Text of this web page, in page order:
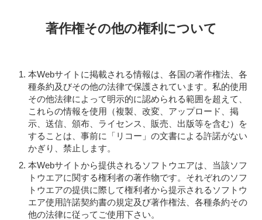
著作権その他の権利について
本Webサイトに掲載される情報は、各国の著作権法、各
種条約及びその他の法律で保護されています。私的使用
その他法律によって明示的に認められる範囲を超えて、
これらの情報を使用（複製、改変、アップロード、掲
示、送信、頒布、ライセンス、販売、出版等を含む）を
することは、事前に「リコー」の文書による許諾がない
かぎり、禁止します。
本Webサイトから提供されるソフトウエアは、当該ソフ
トウエアに関する権利者の著作物です。それぞれのソフ
トウエアの提供に際して権利者から提示されるソフトウ
エア使用許諾契約書の規定及び著作権法、各種条約その
他の法律に従ってご使用下さい。